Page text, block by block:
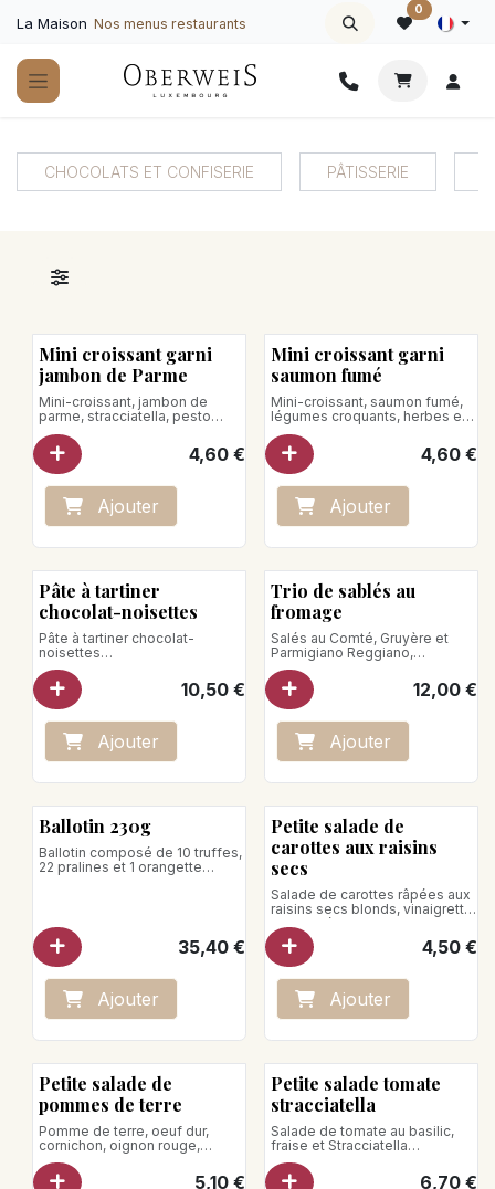
La Maison Nos menus restaurants
0
CHOCOLATS ET CONFISERIE PÂTISSERIE
Mini croissant garni
jambon de Parme
Mini-croissant, jambon de
parme, stracciatella, pesto
rosso, roquette tomate,
parmesan
Poids net : 60g
4,60€
Ajouter
Mini croissant garni
saumon fumé
Mini-croissant, saumon fumé,
légumes croquants, herbes et
salade sucrine
Poids net : 60g
4,60€
Ajouter
Pâte à tartiner
chocolat-noisettes
Pâte à tartiner chocolat-
noisettes
Poids net : 280 g
Produit vegan
10,50€
Ajouter
Trio de sablés au
fromage
Salés au Comté, Gruyère et
Parmigiano Reggiano,
subtilement relevés de fruits
secs et d’épices
Poids net : 150g
12,00€
Ajouter
Ballotin 230g
Ballotin composé de 10 truffes,
22 pralines et 1 orangette
35,40€
Ajouter
Petite salade de
carottes aux raisins
secs
Salade de carottes râpées aux
raisins secs blonds, vinaigrette
moutardée au citron
Poids net : 140g
4,50€
Ajouter
Petite salade de
pommes de terre
Pomme de terre, oeuf dur,
cornichon, oignon rouge,
tomate, persil et vinaigrette
moutarde et yaourt.
5,10€
Petite salade tomate
stracciatella
Salade de tomate au basilic,
fraise et Stracciatella
Poids net : 140g
6,70€